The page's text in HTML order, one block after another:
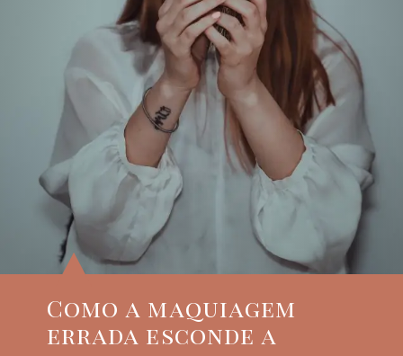
Como a maquiagem
errada esconde a